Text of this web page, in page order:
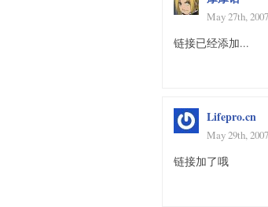
May 27th,
链接已经添加...
Lifepro.cn
May 29th,
链接加了哦